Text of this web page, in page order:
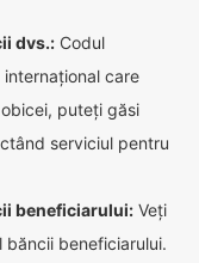
dvs.: Codul
internațional care
puteți găsi
serviciul pentru
beneficiarului: Veți
băncii beneficiarului.